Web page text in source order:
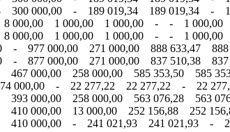
- 300 000,00 - 189 019,34 189 019,34 -
000,00 1 000,00 1 000,00 - - 1 000,00
000,00 1 000,00 1 000,00 - - 1 000,00
- 977 000,00 271 000,00 888 633,47
- 877 000,00 271 000,00 837 510,38
467 000,00 258 000,00 585 353,50 585
000,00 - 22 277,22 22 277,22 - 22
393 000,00 258 000,00 563 076,28 563
410 000,00 13 000,00 252 156,88 252
- 410 000,00 - 241 021,93 241 021,93 -